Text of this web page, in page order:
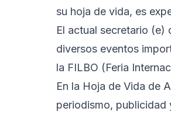
su hoja de vida, es
El actual secretario (e)
diversos eventos
la FILBO (Feria
En la Hoja de Vida de
periodismo, publicidad